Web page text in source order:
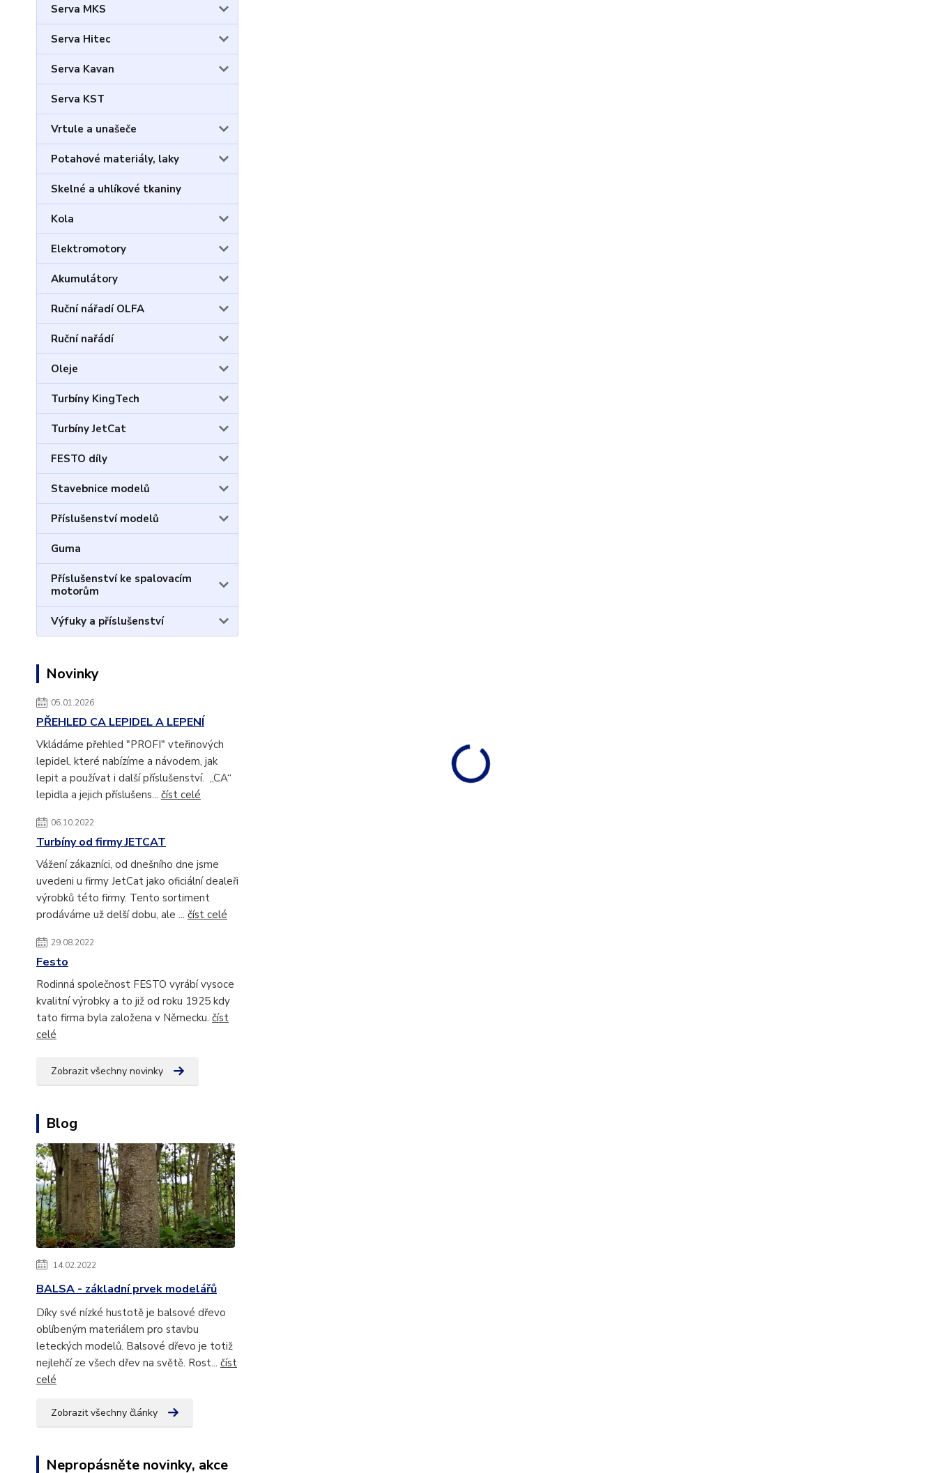
Serva MKS
Serva Hitec
Serva Kavan
Serva KST
Vrtule a unašeče
Potahové materiály, laky
Skelné a uhlíkové tkaniny
Kola
Elektromotory
Akumulátory
Ruční nářadí OLFA
Ruční nařádí
Oleje
Turbíny KingTech
Turbíny JetCat
FESTO díly
Stavebnice modelů
Příslušenství modelů
Guma
Příslušenství ke spalovacím
motorům
Výfuky a příslušenství
Novinky
05.01.2026
PŘEHLED CA LEPIDEL A LEPENÍ
Vkládáme přehled "PROFI" vteřinových
lepidel, které nabízíme a návodem, jak
lepit a používat i další příslušenství. „CA“
lepidla a jejich příslušens... číst celé
06.10.2022
Turbíny od firmy JETCAT
Vážení zákazníci, od dnešního dne jsme
uvedeni u firmy JetCat jako oficiální dealeři
výrobků této firmy. Tento sortiment
prodáváme už delší dobu, ale ... číst celé
29.08.2022
Festo
Rodinná společnost FESTO vyrábí vysoce
kvalitní výrobky a to již od roku 1925 kdy
tato firma byla založena v Německu. číst
celé
Zobrazit všechny novinky
Blog
14.02.2022
BALSA - základní prvek modelářů
Díky své nízké hustotě je balsové dřevo
oblíbeným materiálem pro stavbu
leteckých modelů. Balsové dřevo je totiž
nejlehčí ze všech dřev na světě. Rost... číst
celé
Zobrazit všechny články
Nepropásněte novinky, akce